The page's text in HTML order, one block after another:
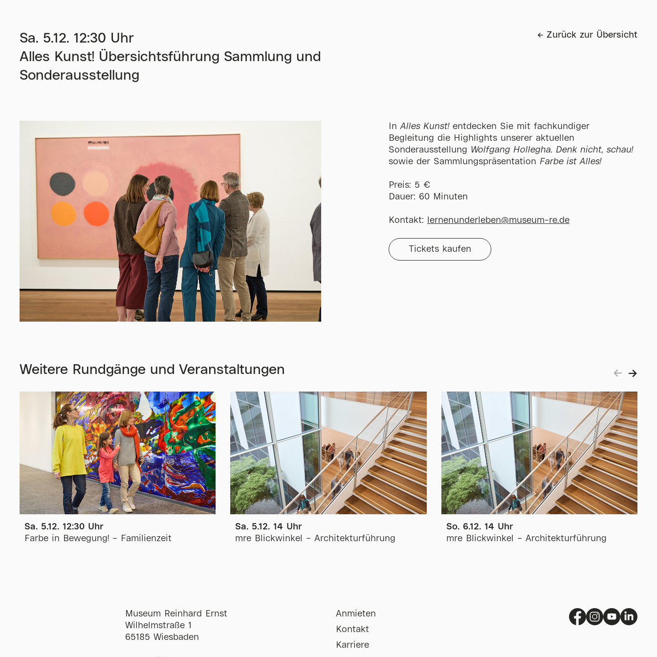
Alles Kunst! Übersichtsführung Sammlung und
Sonderausstellung
Sa. 5.12. 12:30 Uhr Zurück zur Übersicht
In Alles Kunst!entdecken Sie mit fachkundiger
Begleitung die Highlights unserer aktuellen
Sonderausstellung Wolfgang Hollegha. Denk nicht, schau!
sowie der Sammlungspräsentation Farbe ist Alles!
Preis: 5 €
Dauer: 60 Minuten
Kontakt: lernenunderleben@museum-re.de
Tickets kaufen
Weitere Rundgänge und Veranstaltungen
Sa. 5.12. 12:30 Uhr
Farbe in Bewegung! – Familienzeit
Sa. 5.12. 14 Uhr
mre Blickwinkel – Architekturführung
So. 6.12. 14 Uhr
mre Blickwinkel – Architekturführung
Museum Reinhard Ernst
Wilhelmstraße 1
65185 Wiesbaden
Anmieten
Kontakt
Karriere